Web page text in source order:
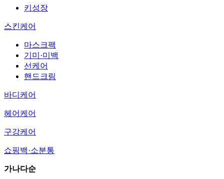
키성장
스킨케어
마스크팩
기미·미백
선케어
핸드크림
바디케어
헤어케어
구강케어
쇼핑백·소분통
가나다순